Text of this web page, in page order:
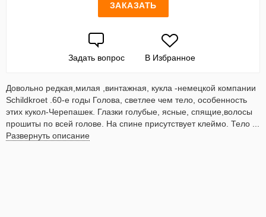
ЗАКАЗАТЬ
Задать вопрос В Избранное
Довольно редкая,милая ,винтажная, кукла -немецкой компании
Schildkroet .60-е годы Голова, светлее чем тело, особенность
этих кукол-Черепашек. Глазки голубые, ясные, спящие,волосы
прошиты по всей голове. На спине присутствует клеймо. Тело ...
Развернуть описание